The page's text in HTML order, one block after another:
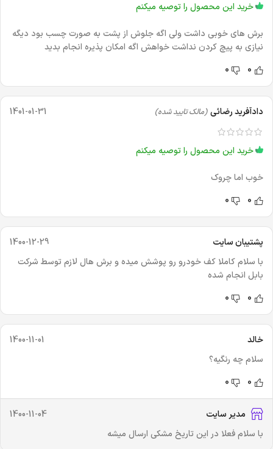
خرید این محصول را توصیه میکنم
برش های خوبی داشت ولی اگه جلوش از پشت به صورت چسب بود دیگه
نیازی به پیچ کردن نداشت خواهش اگه امکان پذیره انجام بدید
0
0
دادآفرید رضائی (مالک تایید شده) 1401-01-31
خرید این محصول را توصیه میکنم
خوب اما چروک
0
0
پشتیبان سایت
1400-12-29
با سلام کاملا کف خودرو رو پوشش میده و برش هال لازم توسط شرکت
بابل انجام شده
0
0
خالد
1400-11-01
سلام چه رنگیه؟
0
0
مدیر سایت
1400-11-04
با سلام فعلا در این تاریخ مشکی ارسال میشه